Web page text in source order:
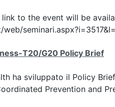
to the event will be
web/
T20/G20 Policy Brief
ha sviluppato il Policy
Prevention and